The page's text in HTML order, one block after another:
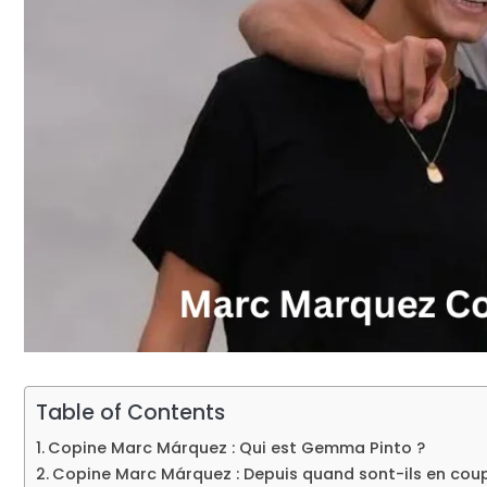
Table of Contents
Copine Marc Márquez : Qui est Gemma Pinto ?
Copine Marc Márquez : Depuis quand sont-ils en